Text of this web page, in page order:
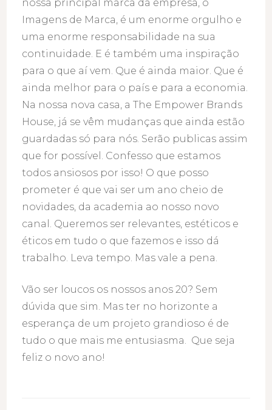
nossa principal marca da empresa, o
Imagens de Marca, é um enorme orgulho e
uma enorme responsabilidade na sua
continuidade. E é também uma inspiração
para o que aí vem. Que é ainda maior. Que é
ainda melhor para o país e para a economia.
Na nossa nova casa, a The Empower Brands
House, já se vêm mudanças que ainda estão
guardadas só para nós. Serão publicas assim
que for possível. Confesso que estamos
todos ansiosos por isso! O que posso
prometer é que vai ser um ano cheio de
novidades, da academia ao nosso novo
canal. Queremos ser relevantes, estéticos e
éticos em tudo o que fazemos e isso dá
trabalho. Leva tempo. Mas vale a pena.
Vão ser loucos os nossos anos 20? Sem
dúvida que sim. Mas ter no horizonte a
esperança de um projeto grandioso é de
tudo o que mais me entusiasma. Que seja
feliz o novo ano!